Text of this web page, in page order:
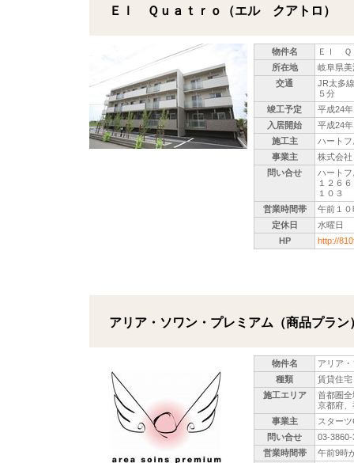
Ｅｌ Ｑｕａｔｒｏ（エル クアトロ）
物件名
Ｅｌ Ｑ
所在地
岐阜県
交通
JR太多
５分
竣工予定
平成24
入居開始
平成24
施工主
ハート
事業主
株式会
問い合せ
ハート
１２６
１０３
営業時間帯
午前１
定休日
水曜日
HP
http://
アリア・ソワン・プレミアム（商品プラン
物件名
アリア
種類
賃貸住
施工エリア
首都圏
京都府
事業主
スター
問い合せ
03-3860-
営業時間帯
午前9時